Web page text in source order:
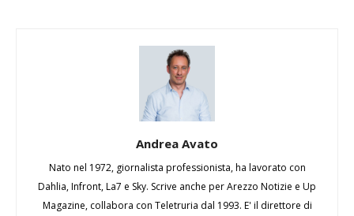
Andrea Avato
Nato nel 1972, giornalista professionista, ha lavorato con
Dahlia, Infront, La7 e Sky. Scrive anche per Arezzo Notizie e Up
Magazine, collabora con Teletruria dal 1993. E' il direttore di